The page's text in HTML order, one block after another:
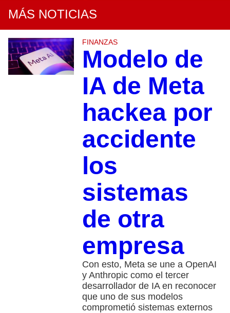
MÁS NOTICIAS
FINANZAS
Modelo de
IA de Meta
hackea por
accidente
los
sistemas
de otra
empresa
Con esto, Meta se une a OpenAI
y Anthropic como el tercer
desarrollador de IA en reconocer
que uno de sus modelos
comprometió sistemas externos